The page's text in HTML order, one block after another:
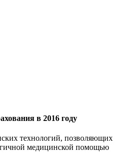
в 2016 году
технологий, позволяющих
медицинской помощью